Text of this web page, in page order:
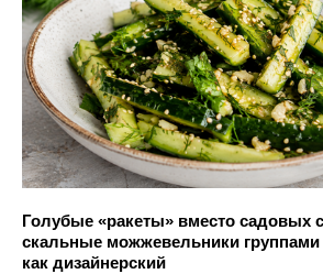
Голубые «ракеты» вместо садовых
скальные можжевельники
как дизайнерский